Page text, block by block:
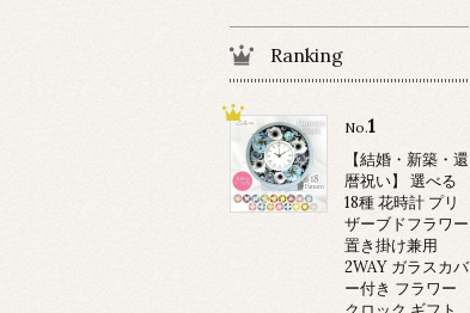
Ranking
No.1
【結婚・新築・還
暦祝い】 選べる
18種 花時計 プリ
ザーブドフラワー
置き掛け兼用
2WAY ガラスカバ
ー付き フラワー